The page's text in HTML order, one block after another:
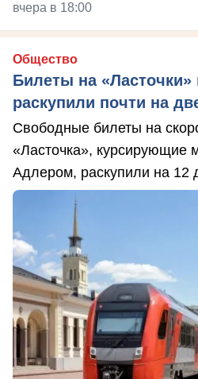
вчера в 18:00
Общество
Билеты на
раскупили почти на
Свободные билеты на
«Ласточка», курсирующие
Адлером, раскупили на 12